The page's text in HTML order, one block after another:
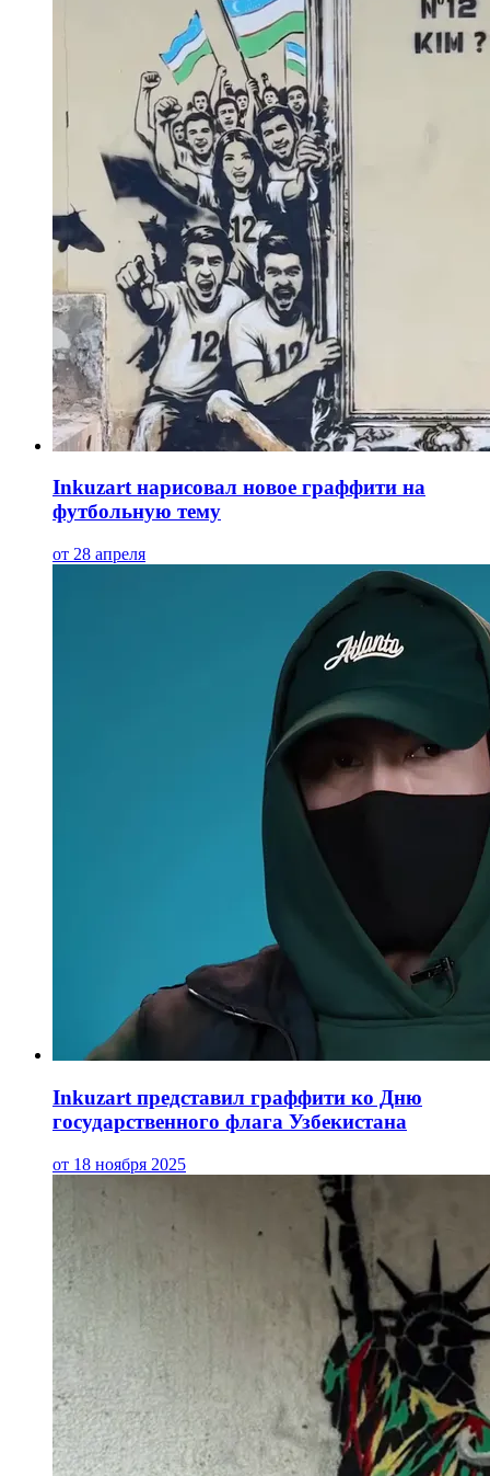
Inkuzart нарисовал новое граффити на
футбольную тему
от 28 апреля
Inkuzart представил граффити ко Дню
государственного флага Узбекистана
от 18 ноября 2025